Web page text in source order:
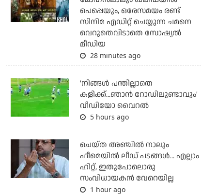
പെപ്പെയും, ഒരേസമയം രണ്ട്
സിനിമ എഡിറ്റ് ചെയ്യുന്ന ചമനെ
വെറുതെവിടാതെ സോഷ്യല്‍
മീഡിയ
28 minutes ago
'നിങ്ങള്‍ പന്തില്ലാതെ
കളിക്ക്...ഞാന്‍ റോഡിലുണ്ടാവും'
വീഡിയോ വൈറല്‍
5 hours ago
ചെയ്ത അഞ്ചില്‍ നാലും
ഫീമെയില്‍ ലീഡ് പടങ്ങള്‍... എല്ലാം
ഹിറ്റ്, ഇതുപോലൊരു
സംവിധായകന്‍ വേറെയില്ല
1 hour ago